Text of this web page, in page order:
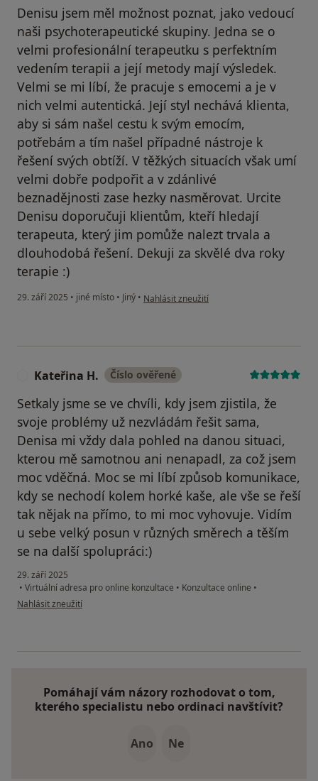
Denisu jsem měl možnost poznat, jako vedoucí
naši psychoterapeutické skupiny. Jedna se o
velmi profesionální terapeutku s perfektním
vedením terapii a její metody mají výsledek.
Velmi se mi líbí, že pracuje s emocemi a je v
nich velmi autentická. Její styl nechává klienta,
aby si sám našel cestu k svým emocím,
potřebám a tím našel případné nástroje k
řešení svých obtíží. V těžkých situacích však umí
velmi dobře podpořit a v zdánlivé
beznadějnosti zase hezky nasměrovat. Urcite
Denisu doporučuji klientům, kteří hledají
terapeuta, který jim pomůže nalezt trvala a
dlouhodobá řešení. Dekuji za skvělé dva roky
terapie :)
29. září 2025 • jiné místo • Jiný • podle názoru uživatele Martin S
Nahlásit zneužití
Kateřina H. Číslo ověřené
Setkaly jsme se ve chvíli, kdy jsem zjistila, že
svoje problémy už nezvládám řešit sama,
Denisa mi vždy dala pohled na danou situaci,
kterou mě samotnou ani nenapadl, za což jsem
moc vděčná. Moc se mi líbí způsob komunikace,
kdy se nechodí kolem horké kaše, ale vše se řeší
tak nějak na přímo, to mi moc vyhovuje. Vidím
u sebe velký posun v různých směrech a těším
se na další spolupráci:)
29. září 2025
• Virtuální adresa pro online konzultace • Konzultace online •
podle názoru uživatele Kateřina H.
Nahlásit zneužití
Pomáhají vám názory rozhodovat o tom,
kterého specialistu nebo ordinaci navštívit?
Ano Ne